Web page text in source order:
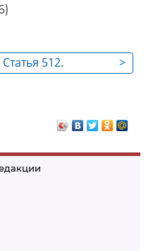
>
Статья 512.
нарушение